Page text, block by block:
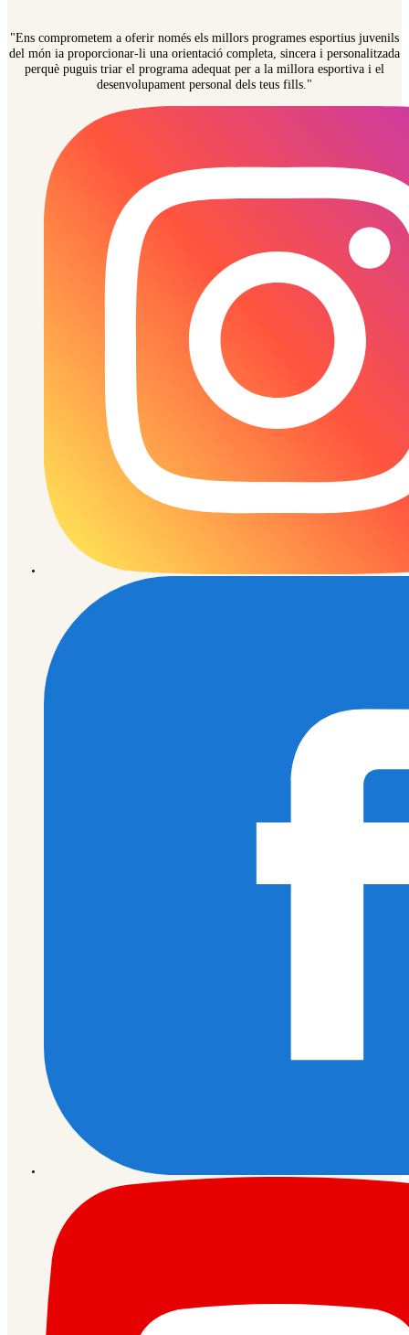
"Ens comprometem a oferir només els millors programes esportius juvenils
del món ia proporcionar-li una orientació completa, sincera i personalitzada
perquè puguis triar el programa adequat per a la millora esportiva i el
desenvolupament personal dels teus fills."